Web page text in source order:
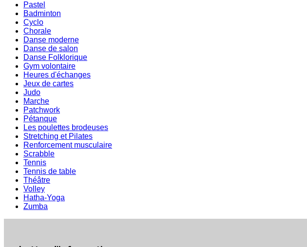
Pastel
Badminton
Cyclo
Chorale
Danse moderne
Danse de salon
Danse Folklorique
Gym volontaire
Heures d'échanges
Jeux de cartes
Judo
Marche
Patchwork
Pétanque
Les poulettes brodeuses
Stretching et Pilates
Renforcement musculaire
Scrabble
Tennis
Tennis de table
Théâtre
Volley
Hatha-Yoga
Zumba